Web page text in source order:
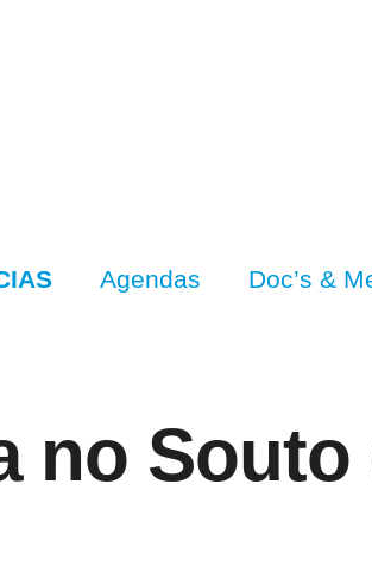
Agendas Doc’s &
no